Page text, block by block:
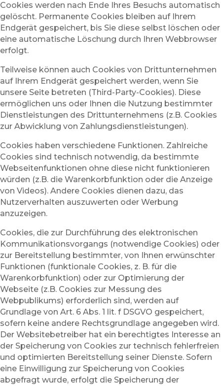
Cookies werden nach Ende Ihres Besuchs automatisch
gelöscht. Permanente Cookies bleiben auf Ihrem
Endgerät gespeichert, bis Sie diese selbst löschen oder
eine automatische Löschung durch Ihren Webbrowser
erfolgt.
Teilweise können auch Cookies von Drittunternehmen
auf Ihrem Endgerät gespeichert werden, wenn Sie
unsere Seite betreten (Third-Party-Cookies). Diese
ermöglichen uns oder Ihnen die Nutzung bestimmter
Dienstleistungen des Drittunternehmens (z.B. Cookies
zur Abwicklung von Zahlungsdienstleistungen).
Cookies haben verschiedene Funktionen. Zahlreiche
Cookies sind technisch notwendig, da bestimmte
Webseitenfunktionen ohne diese nicht funktionieren
würden (z.B. die Warenkorbfunktion oder die Anzeige
von Videos). Andere Cookies dienen dazu, das
Nutzerverhalten auszuwerten oder Werbung
anzuzeigen.
Cookies, die zur Durchführung des elektronischen
Kommunikationsvorgangs (notwendige Cookies) oder
zur Bereitstellung bestimmter, von Ihnen erwünschter
Funktionen (funktionale Cookies, z. B. für die
Warenkorbfunktion) oder zur Optimierung der
Webseite (z.B. Cookies zur Messung des
Webpublikums) erforderlich sind, werden auf
Grundlage von Art. 6 Abs. 1 lit. f DSGVO gespeichert,
sofern keine andere Rechtsgrundlage angegeben wird.
Der Websitebetreiber hat ein berechtigtes Interesse an
der Speicherung von Cookies zur technisch fehlerfreien
und optimierten Bereitstellung seiner Dienste. Sofern
eine Einwilligung zur Speicherung von Cookies
abgefragt wurde, erfolgt die Speicherung der